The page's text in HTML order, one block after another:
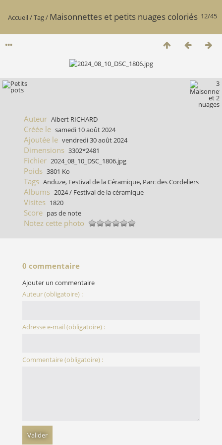
12/45
Accueil/Tag/ Maisonnettes et petits nuages coloriés
Auteur Albert RICHARD
Créée le samedi 10 août 2024
Ajoutée le vendredi 30 août 2024
Dimensions 3302*2481
Fichier 2024_08_10_DSC_1806.jpg
Poids 3801 Ko
Tags Anduze, Festival de la Céramique, Parc des Cordeliers
Albums 2024/ Festival de la céramique
Visites 1820
Score pas de note
Notez cette photo
0 commentaire
Ajouter un commentaire
Auteur (obligatoire) :
Adresse e-mail (obligatoire) :
Commentaire (obligatoire) :